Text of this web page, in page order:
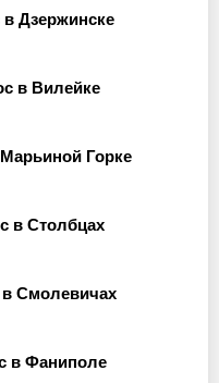
Дзержинске
в Вилейке
Горке
в Столбцах
Смолевичах
в Фаниполе